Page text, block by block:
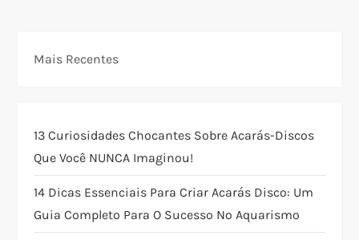
g
ç
ã
o
Mais Recentes
13 Curiosidades Chocantes Sobre Acarás-Discos
Que Você NUNCA Imaginou!
14 Dicas Essenciais Para Criar Acarás Disco: Um
Guia Completo Para O Sucesso No Aquarismo